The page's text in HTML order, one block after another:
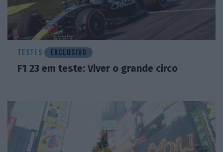
TESTES EXCLUSIVO
F1 23 em teste: Viver o grande circo